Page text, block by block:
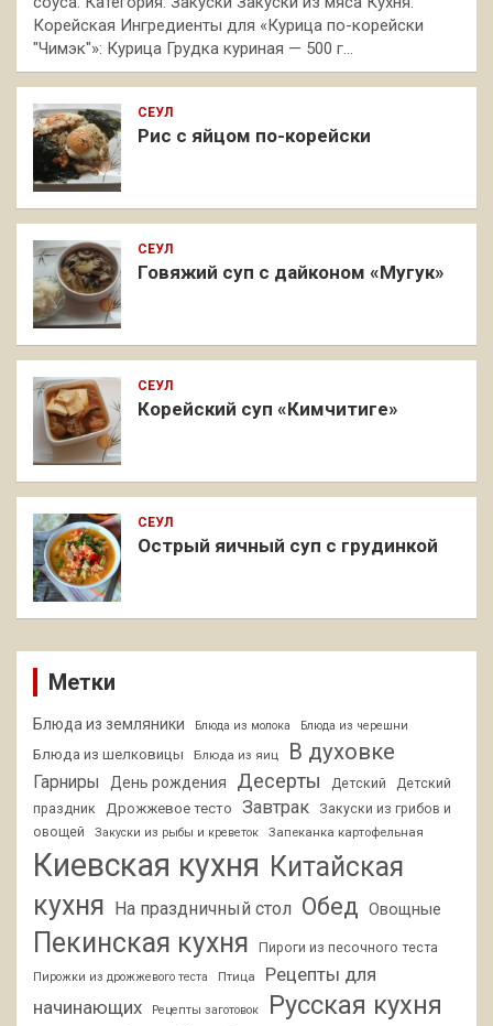
Корейская Ингредиенты для «Курица по-корейски
"Чимэк"»: Курица Грудка куриная — 500 г…
СЕУЛ
Рис с яйцом по-корейски
СЕУЛ
Говяжий суп с дайконом «Мугук»
СЕУЛ
Корейский суп «Кимчитиге»
СЕУЛ
Острый яичный суп с грудинкой
Метки
Блюда из земляники Блюда из молока Блюда из черешни
Блюда из шелковицы Блюда из яиц В духовке
Гарниры День рождения Десерты Детский
Детский
праздник
Дрожжевое тесто Завтрак
Закуски из грибов и
овощей
Закуски из рыбы и креветок Запеканка картофельная
Киевская кухня Китайская
кухня
На праздничный стол Обед Овощные
Пекинская кухня Пироги из песочного теста
Пирожки из дрожжевого теста Птица
Рецепты для
начинающих
Рецепты заготовок Русская кухня